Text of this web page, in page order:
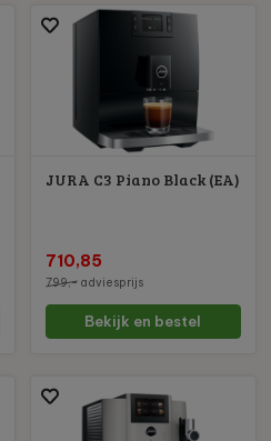
JURA C3 Piano Black (EA)
710,85
799,-adviesprijs
Bekijk en bestel